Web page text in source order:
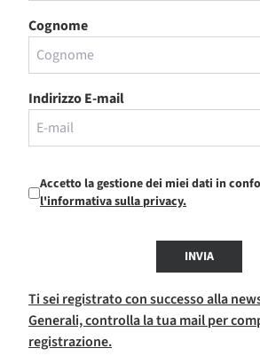
Cognome
Indirizzo E-mail
Accetto la gestione dei miei dati in
l'informativa sulla privacy.
INVIA
Ti sei registrato con successo alla
Generali, controlla la tua mail per
registrazione.